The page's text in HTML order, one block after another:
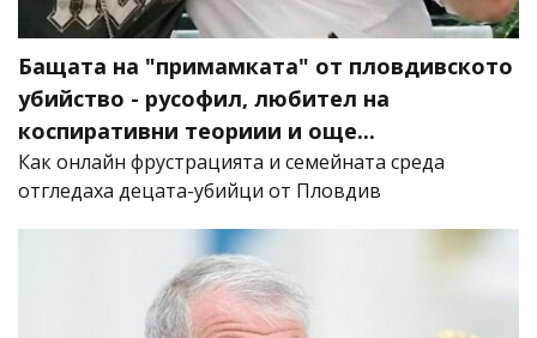
Бащата на "примамката" от пловдивското
убийство - русофил, любител на
коспиративни теориии и още...
Как онлайн фрустрацията и семейната среда
отгледаха децата-убийци от Пловдив